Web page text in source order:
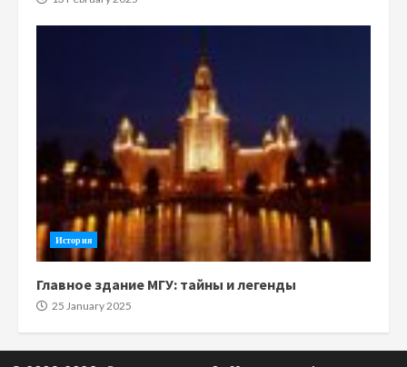
История
Главное здание МГУ: тайны и легенды
25 January 2025